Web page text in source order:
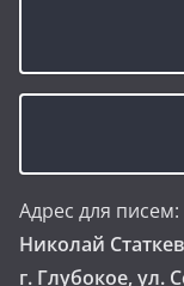
Адрес для писем:
Николай
г. Глубокое, ул.